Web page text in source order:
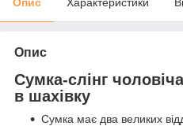
Опис
Сумка-слінг
в шахівку
Сумка має два великих